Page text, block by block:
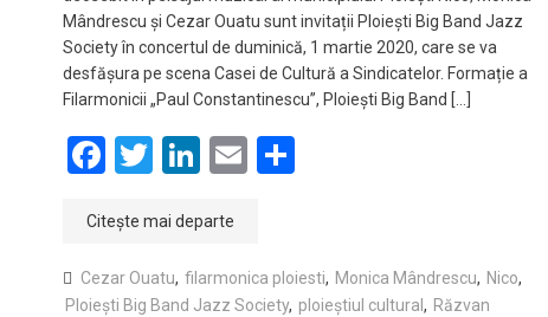
Mândrescu și Cezar Ouatu sunt invitații Ploiești Big Band Jazz
Society în concertul de duminică, 1 martie 2020, care se va
desfășura pe scena Casei de Cultură a Sindicatelor. Formație a
Filarmonicii „Paul Constantinescu”, Ploiești Big Band […]
Facebook
Twitter
LinkedIn
Email
Citește mai departe
Cezar Ouatu, filarmonica ploiesti, Monica Mândrescu, Nico,
Ploiești Big Band Jazz Society, ploieștiul cultural , Răzvan